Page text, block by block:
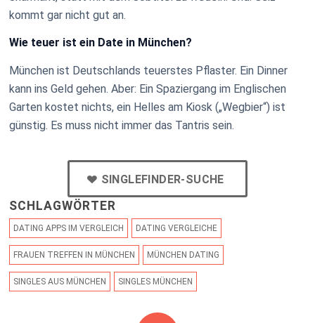
kommt gar nicht gut an.
Wie teuer ist ein Date in München?
München ist Deutschlands teuerstes Pflaster. Ein Dinner
kann ins Geld gehen. Aber: Ein Spaziergang im Englischen
Garten kostet nichts, ein Helles am Kiosk („Wegbier“) ist
günstig. Es muss nicht immer das Tantris sein.
SINGLEFINDER-SUCHE
SCHLAGWÖRTER
DATING APPS IM VERGLEICH DATING VERGLEICHE
FRAUEN TREFFEN IN MÜNCHEN MÜNCHEN DATING
SINGLES AUS MÜNCHEN SINGLES MÜNCHEN